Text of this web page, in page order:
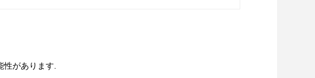
があります.